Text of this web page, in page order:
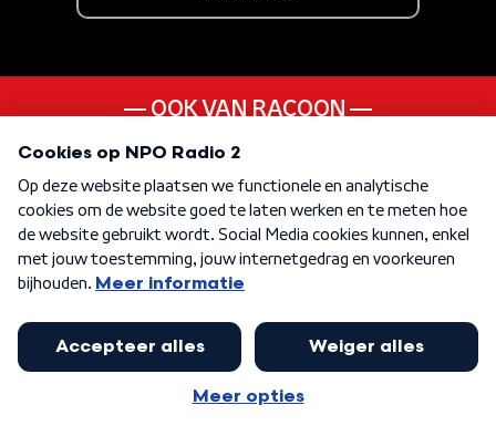
OOK VAN RACOON
Lucky All My Life
ANDER LIEDJE UIT DE
20s
KEN JE DEZE NOG
Solid